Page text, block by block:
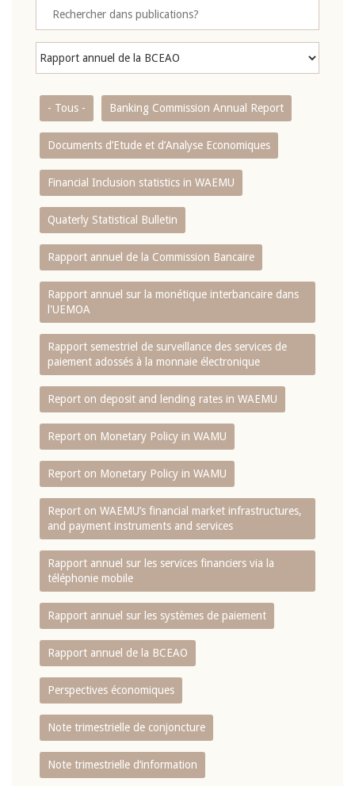
- Tous - Banking Commission Annual Report
Documents d’Etude et d’Analyse Economiques
Financial Inclusion statistics in WAEMU
Quaterly Statistical Bulletin
Rapport annuel de la Commission Bancaire
Rapport annuel sur la monétique interbancaire dans
l'UEMOA
Rapport semestriel de surveillance des services de
paiement adossés à la monnaie électronique
Report on deposit and lending rates in WAEMU
Report on Monetary Policy in WAMU
Report on Monetary Policy in WAMU
Report on WAEMU’s financial market infrastructures,
and payment instruments and services
Rapport annuel sur les services financiers via la
téléphonie mobile
Rapport annuel sur les systèmes de paiement
Rapport annuel de la BCEAO
Perspectives économiques
Note trimestrielle de conjoncture
Note trimestrielle d‘information